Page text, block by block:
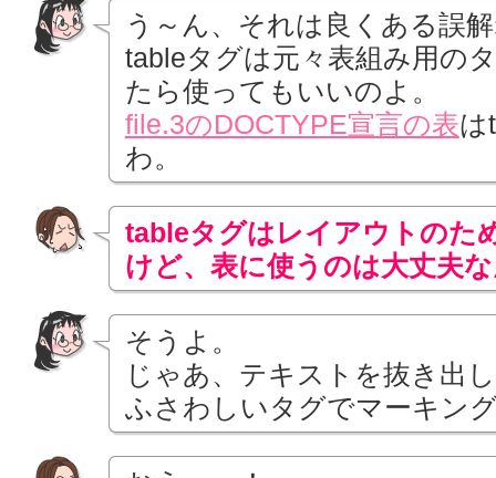
う～ん、それは良くある誤
tableタグは元々表組み用の
たら使ってもいいのよ。
file.3のDOCTYPE宣言の表は
わ。
tableタグはレイアウトのた
けど、表に使うのは大丈夫
そうよ。
じゃあ、テキストを抜き出
ふさわしいタグでマーキン